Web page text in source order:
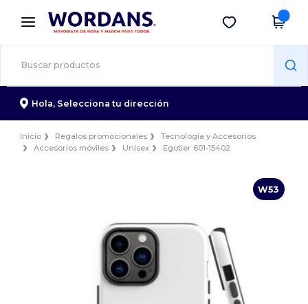
× App de Wordans
¡Mejores precios en app!
Descargar app
Hola, Selecciona tu dirección
Inicio Regalos promocionales
Tecnología y Accesorios
Accesorios móviles
Unisex Egotier 601-15402
W53